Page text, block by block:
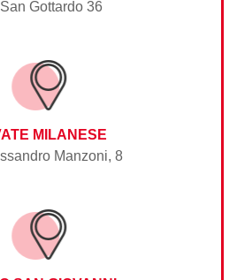
Gottardo 36
MILANESE
Manzoni, 8